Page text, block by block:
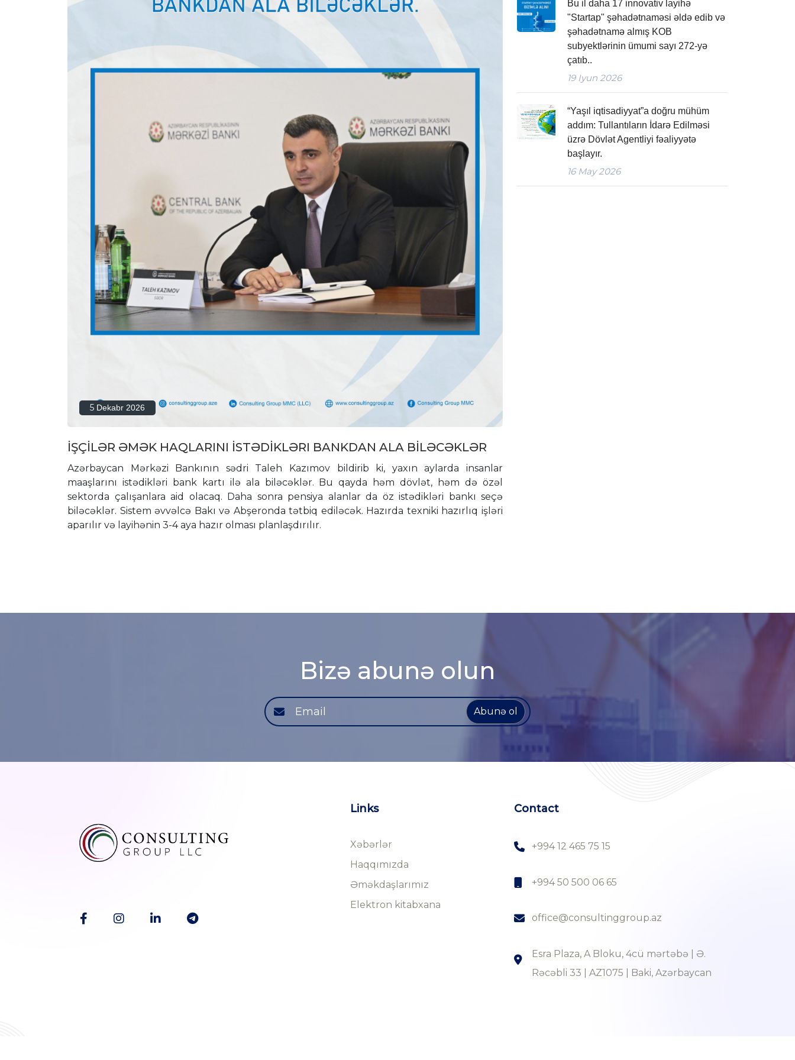
5 Dekabr 2026
İŞÇİLƏR ƏMƏK HAQLARINI İSTƏDİKLƏRI BANKDAN ALA BİLƏCƏKLƏR
Azərbaycan Mərkəzi Bankının sədri Taleh Kazımov bildirib ki, yaxın aylarda insanlar
maaşlarını istədikləri bank kartı ilə ala biləcəklər. Bu qayda həm dövlət, həm də özəl
sektorda çalışanlara aid olacaq. Daha sonra pensiya alanlar da öz istədikləri bankı seçə
biləcəklər. Sistem əvvəlcə Bakı və Abşeronda tətbiq ediləcək. Hazırda texniki hazırlıq işləri
aparılır və layihənin 3-4 aya hazır olması planlaşdırılır.
Bu il daha 17 innovativ layihə
"Startap" şəhadətnaməsi əldə edib və
şəhadətnamə almış KOB
subyektlərinin ümumi sayı 272-yə
çatıb..
19Iyun 2026
“Yaşıl iqtisadiyyat”a doğru mühüm
addım: Tullantıların İdarə Edilməsi
üzrə Dövlət Agentliyi fəaliyyətə
başlayır.
16May 2026
Bizə abunə olun
Abunə ol
Links
Xəbərlər
Haqqımızda
Əməkdaşlarımız
Elektron kitabxana
Contact
+994 12 465 75 15
+994 50 500 06 65
office@consultinggroup.az
Esra Plaza, A Bloku, 4cü mərtəbə | Ə.
Rəcəbli 33 | AZ1075 | Baki, Azərbaycan